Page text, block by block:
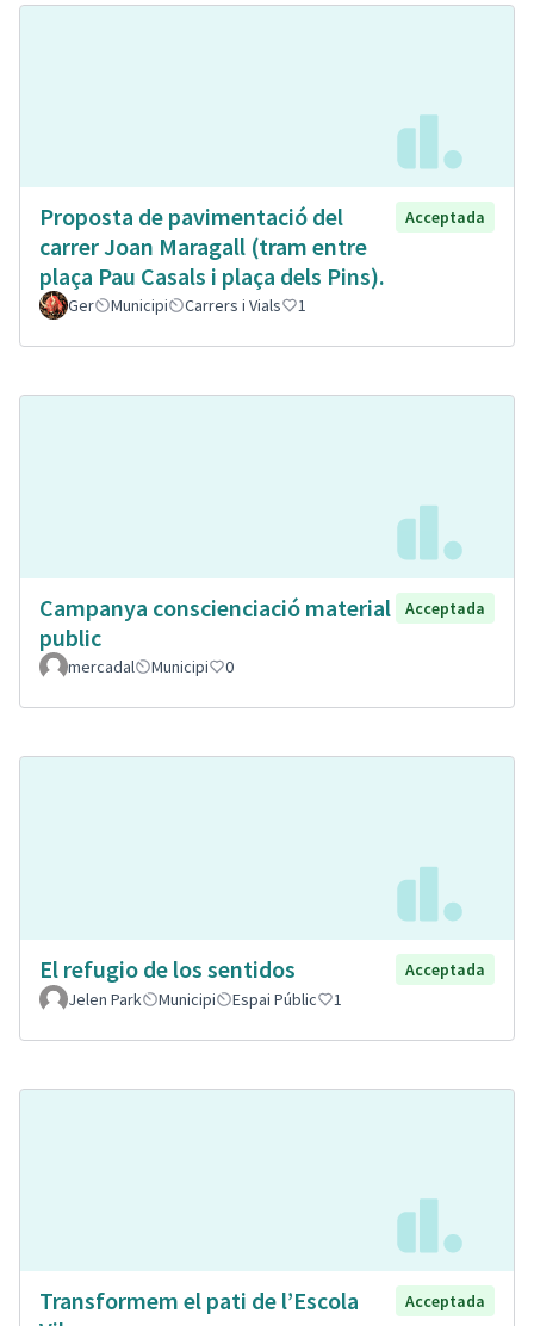
Proposta de pavimentació del
carrer Joan Maragall (tram entre
plaça Pau Casals i plaça dels Pins).
Acceptada
Ger Municipi Carrers i Vials 1
Campanya conscienciació material
public
Acceptada
mercadal Municipi 0
El refugio de los sentidos
Acceptada
Jelen Park
Municipi Espai Públic 1
Transformem el pati de l’Escola
Acceptada